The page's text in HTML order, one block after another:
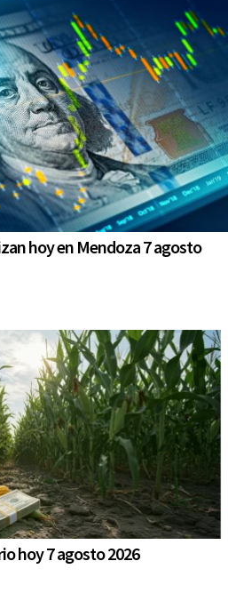
hoy en Mendoza 7 agosto
hoy 7 agosto 2026